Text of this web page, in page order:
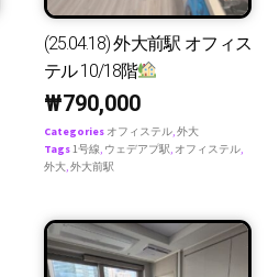
(25.04.18) 外大前駅 オフィス
テル 10/18階
₩790,000
Categories オフィステル,外大
Tags1号線, ウェデアプ駅, オフィステル,
外大,外大前駅